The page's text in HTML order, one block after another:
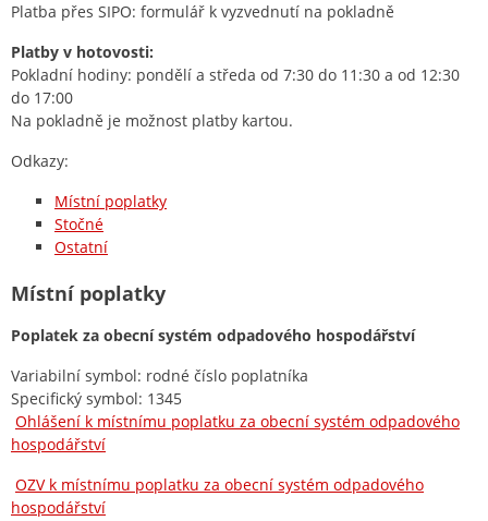
Platba přes SIPO: formulář k vyzvednutí na pokladně
Platby v hotovosti:
Pokladní hodiny: pondělí a středa od 7:30 do 11:30 a od 12:30
do 17:00
Na pokladně je možnost platby kartou.
Odkazy:
Místní poplatky
Stočné
Ostatní
Místní poplatky
Poplatek za obecní systém odpadového hospodářství
Variabilní symbol: rodné číslo poplatníka
Specifický symbol: 1345
Ohlášení k místnímu poplatku za obecní systém odpadového
hospodářství
OZV k místnímu poplatku za obecní systém odpadového
hospodářství